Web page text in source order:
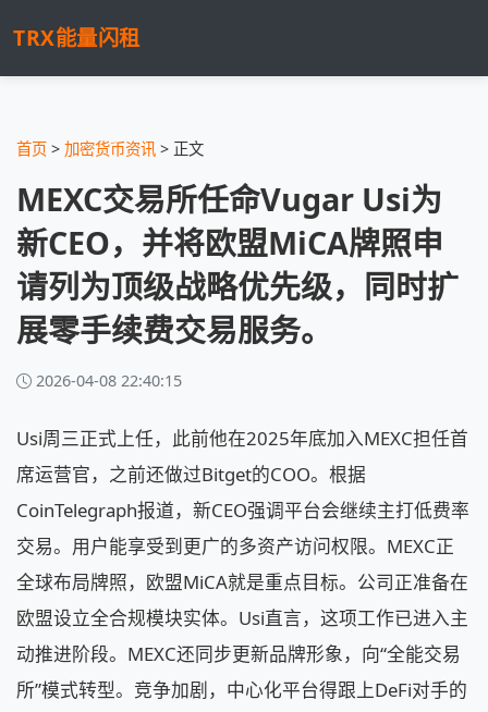
TRX能量闪租
首页 > 加密货币资讯 > 正文
MEXC交易所任命Vugar Usi为
新CEO，并将欧盟MiCA牌照申
请列为顶级战略优先级，同时扩
展零手续费交易服务。
2026-04-08 22:40:15
Usi周三正式上任，此前他在2025年底加入MEXC担任首
席运营官，之前还做过Bitget的COO。根据
CoinTelegraph报道，新CEO强调平台会继续主打低费率
交易。用户能享受到更广的多资产访问权限。MEXC正
全球布局牌照，欧盟MiCA就是重点目标。公司正准备在
欧盟设立全合规模块实体。Usi直言，这项工作已进入主
动推进阶段。MEXC还同步更新品牌形象，向“全能交易
所”模式转型。竞争加剧，中心化平台得跟上DeFi对手的